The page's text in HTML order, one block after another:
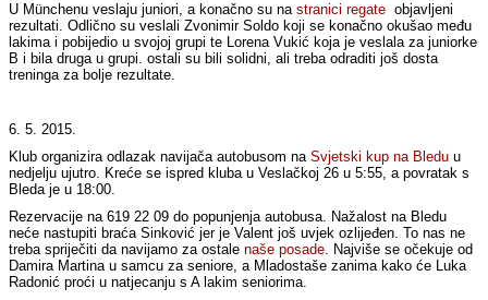
U Münchenu veslaju juniori, a konačno su nastranici regate objavljeni
rezultati. Odlično su veslali Zvonimir Soldo koji se konačno okušao među
lakima i pobijedio u svojoj grupi te Lorena Vukić koja je veslala za juniorke
B i bila druga u grupi. ostali su bili solidni, ali treba odraditi još dosta
treninga za bolje rezultate.
6. 5. 2015.
Klub organizira odlazak navijača autobusom naSvjetski kup na Bledu u
nedjelju ujutro. Kreće se ispred kluba u Veslačkoj 26 u 5:55, a povratak s
Bleda je u 18:00.
Rezervacije na 619 22 09 do popunjenja autobusa. Nažalost na Bledu
neće nastupiti braća Sinković jer je Valent još uvjek ozlijeđen. To nas ne
treba spriječiti da navijamo za ostalenaše posade. Najviše se očekuje od
Damira Martina u samcu za seniore, a Mladostaše zanima kako će Luka
Radonić proći u natjecanju s A lakim seniorima.